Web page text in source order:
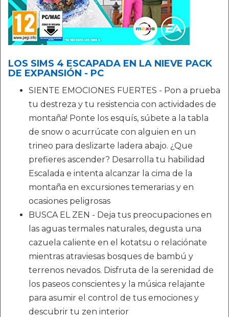
LOS SIMS 4 ESCAPADA EN LA NIEVE PACK
DE EXPANSIÓN - PC
SIENTE EMOCIONES FUERTES - Pon a prueba
tu destreza y tu resistencia con actividades de
montaña! Ponte los esquís, súbete a la tabla
de snow o acurrúcate con alguien en un
trineo para deslizarte ladera abajo. ¿Que
prefieres ascender? Desarrolla tu habilidad
Escalada e intenta alcanzar la cima de la
montaña en excursiones temerarias y en
ocasiones peligrosas
BUSCA EL ZEN - Deja tus preocupaciones en
las aguas termales naturales, degusta una
cazuela caliente en el kotatsu o relaciónate
mientras atraviesas bosques de bambú y
terrenos nevados. Disfruta de la serenidad de
los paseos conscientes y la música relajante
para asumir el control de tus emociones y
descubrir tu zen interior